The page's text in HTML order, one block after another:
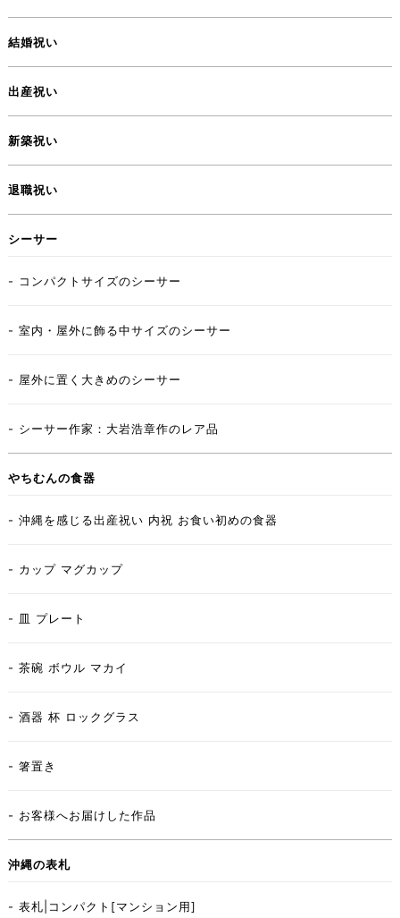
結婚祝い
出産祝い
新築祝い
退職祝い
シーサー
- コンパクトサイズのシーサー
- 室内・屋外に飾る中サイズのシーサー
- 屋外に置く大きめのシーサー
- シーサー作家：大岩浩章作のレア品
やちむんの食器
- 沖縄を感じる出産祝い 内祝 お食い初めの食器
- カップ マグカップ
- 皿 プレート
- 茶碗 ボウル マカイ
- 酒器 杯 ロックグラス
- 箸置き
- お客様へお届けした作品
沖縄の表札
- 表札|コンパクト[マンション用]